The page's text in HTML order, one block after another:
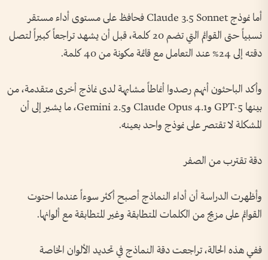
أما نموذج Claude 3.5 Sonnet فحافظ على مستوى أداء مستقر
نسبياً حتى القوائم التي تضم 20 كلمة، قبل أن يشهد تراجعاً كبيراً لتصل
دقته إلى 24% عند التعامل مع قائمة مكونة من 40 كلمة.
وأكد الباحثون أنهم رصدوا أنماطاً مشابهة لدى نماذج أخرى متقدمة، من
بينها GPT-5 وClaude Opus 4.1 وGemini 2.5، ما يشير إلى أن
المشكلة لا تقتصر على نموذج واحد بعينه.
دقة تقترب من الصفر
وأظهرت الدراسة أن أداء النماذج أصبح أكثر سوءاً عندما احتوت
القوائم على مزيج من الكلمات المتطابقة وغير المتطابقة مع ألوانها.
ففي هذه الحالة، تراجعت دقة النماذج في تحديد الألوان الخاصة